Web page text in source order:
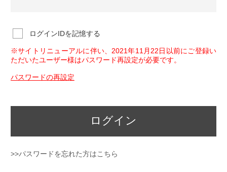
ログインIDを記憶する
※サイトリニューアルに伴い、2021年11月22日以前にご登録い
ただいたユーザー様はパスワード再設定が必要です。
パスワードの再設定
ログイン
>>パスワードを忘れた方はこちら